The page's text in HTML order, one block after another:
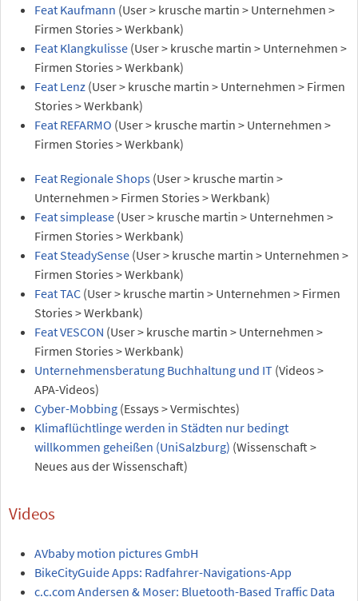
Feat Kaufmann (User > krusche martin > Unternehmen >
Firmen Stories > Werkbank)
Feat Klangkulisse (User > krusche martin > Unternehmen >
Firmen Stories > Werkbank)
Feat Lenz (User > krusche martin > Unternehmen > Firmen
Stories > Werkbank)
Feat REFARMO (User > krusche martin > Unternehmen >
Firmen Stories > Werkbank)
Feat Regionale Shops (User > krusche martin >
Unternehmen > Firmen Stories > Werkbank)
Feat simplease (User > krusche martin > Unternehmen >
Firmen Stories > Werkbank)
Feat SteadySense (User > krusche martin > Unternehmen >
Firmen Stories > Werkbank)
Feat TAC (User > krusche martin > Unternehmen > Firmen
Stories > Werkbank)
Feat VESCON (User > krusche martin > Unternehmen >
Firmen Stories > Werkbank)
Unternehmensberatung Buchhaltung und IT (Videos >
APA-Videos)
Cyber-Mobbing (Essays > Vermischtes)
Klimaflüchtlinge werden in Städten nur bedingt
willkommen geheißen (UniSalzburg) (Wissenschaft >
Neues aus der Wissenschaft)
Videos
AVbaby motion pictures GmbH
BikeCityGuide Apps: Radfahrer-Navigations-App
c.c.com Andersen & Moser: Bluetooth-Based Traffic Data